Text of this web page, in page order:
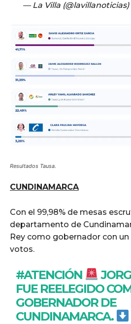
— La Villa (@lavillanoticias)
Resultados Tausa.
CUNDINAMARCA
Con el 99,98% de mesas
departamento de
Rey como gobernador con
votos.
#ATENCIÓN
FUE REELEGIDO
GOBERNADOR DE
CUNDINAMARCA.